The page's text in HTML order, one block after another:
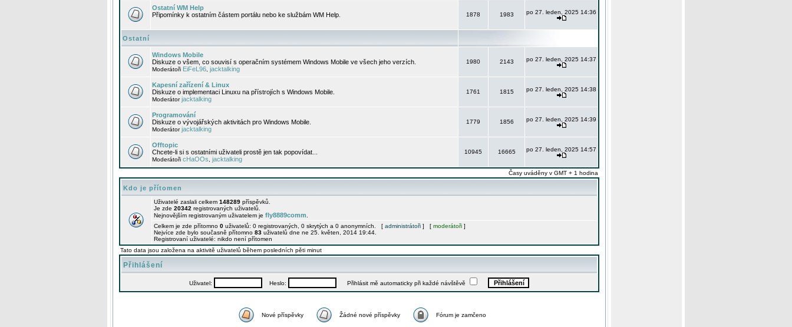
Ostatní WM Help
Připomínky k ostatním částem portálu nebo ke službám WM Help.
1878 1983 po 27. leden, 2025 14:36
Ostatní
Windows Mobile
Diskuze o všem, co souvisí s operačním systémem Windows Mobile ve všech jeho verzích.
Moderátoři EiFeL96 jacktalking
1980 2143 po 27. leden, 2025 14:37
Kapesní zařízení & Linux
Diskuze o implementaci Linuxu na přístrojích s Windows Mobile.
Moderátorjacktalking
1761 1815 po 27. leden, 2025 14:38
Programování
Diskuze o vývojářských aktivitách pro Windows Mobile.
Moderátorjacktalking
1779 1856 po 27. leden, 2025 14:39
Offtopic
Chcete-li si s ostatními uživateli prostě jen tak popovídat...
Moderátoři cHaOOs jacktalking
10945 16665 po 27. leden, 2025 14:57
Časy uváděny v GMT + 1 hodina
Kdo je přítomen
Uživatelé zaslali celkem 148289 příspěvků.
Je zde 20342 registrovaných uživatelů.
Nejnovějším registrovaným uživatelem je fly8889comm
Celkem je zde přítomno 0 uživatelů: 0 registrovaných, 0 skrytých a 0 anonymních. [ administrátoři ] [ moderátoři ]
Nejvíce zde bylo současně přítomno 83 uživatelů dne ne 25. květen, 2014 19:44.
Registrovaní uživatelé: nikdo není přítomen
Tato data jsou založena na aktivitě uživatelů během posledních pěti minut
Přihlášení
Uživatel: Heslo: Přihlásit mě automaticky při každé návštěvě
Nové příspěvky Žádné nové příspěvky Fórum je zamčeno